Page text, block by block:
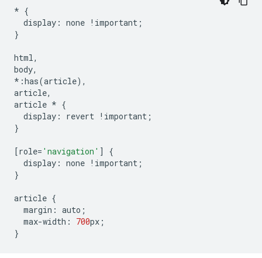
* {
display : none ! important ;
}
html,
body,
*:has(article),
article,
article * {
display : revert ! important ;
}
[role= 'navigation' ]
{
display : none ! important ;
}
article {
margin : auto ;
max-width : 700px ;
}